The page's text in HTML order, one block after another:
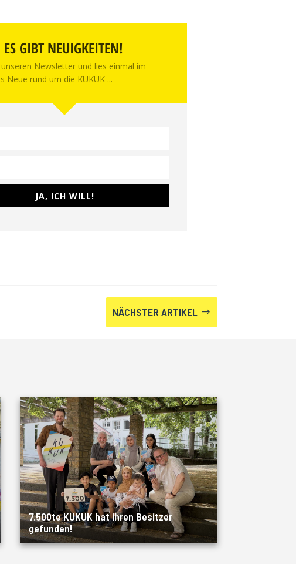
GIBT NEUIGKEITEN!
Newsletter und lies einmal im
Neue rund um die KUKUK ...
JA, ICH WILL!
NÄCHSTER ARTIKEL $
7.500te KUKUK hat ihren Besitzer
gefunden!